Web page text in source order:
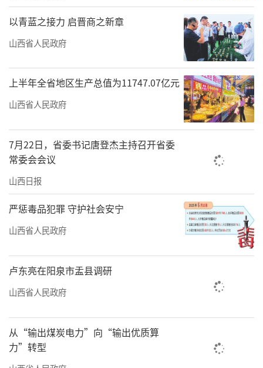
山西转型综合改革示范区牢记领袖殷殷嘱
托，在省委、省政府坚强领导下，坚决扛起重
大使命，紧紧围绕“当好全省域推进转型综改
的排头兵、先行区、示范区”的工作目标，坚
定发展信心，积极主动作为，奋力开创工作新
局面。
能源转型迸发澎湃动力
4月22日，在潇河新兴产业园区，华景和顺
80万千瓦时储能项目举行开工仪式。
本次开工的储能项目是山西转型综合改革
示范区目前规模最大、技术先进、功能齐全的
储能标杆项目。项目采用国内先进储能技术，
集电网支撑、调频调峰、新能源消纳、应急保
供于一体，建成后将大幅提升区域电网安全稳
能源消纳水平、降低要素使用成本具有重要意
义。
以青蓝之接力 启晋商之新章
山西省人民政府
上半年全省地区生产总值为11747.07亿元
山西省人民政府
7月22日，省委书记唐登杰主持召开省委
常委会会议
山西日报
严惩毒品犯罪 守护社会安宁
山西省人民政府
卢东亮在阳泉市盂县调研
山西省人民政府
从“输出煤炭电力”向“输出优质算
力”转型